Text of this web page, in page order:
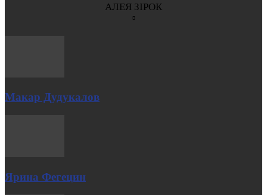
АЛЕЯ ЗІРОК
Макар Дудукалов
Ярина Фегецин